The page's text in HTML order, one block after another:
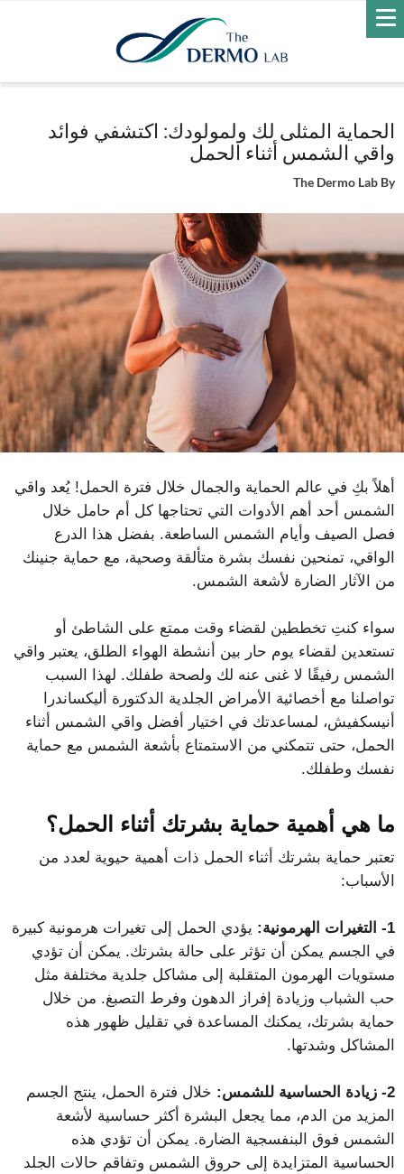
Home الوقاية من الشمس
الحماية المثلى لك ولمولودك:
اكتشفي فوائد واقي الشمس أثناء الحمل
الحماية المثلى لك ولمولودك: اكتشفي فوائد
واقي الشمس أثناء الحمل
By
The Dermo Lab
أهلاً بكِ في عالم الحماية والجمال خلال فترة الحمل! يُعد واقي
الشمس أحد أهم الأدوات التي تحتاجها كل أم حامل خلال
فصل الصيف وأيام الشمس الساطعة. بفضل هذا الدرع
الواقي، تمنحين نفسك بشرة متألقة وصحية، مع حماية جنينك
من الآثار الضارة لأشعة الشمس.
سواء كنتِ تخططين لقضاء وقت ممتع على الشاطئ أو
تستعدين لقضاء يوم حار بين أنشطة الهواء الطلق، يعتبر واقي
الشمس رفيقًا لا غنى عنه لك ولصحة طفلك. لهذا السبب
تواصلنا مع أخصائية الأمراض الجلدية الدكتورة أليكساندرا
أنيسكفيش، لمساعدتك في اختيار أفضل واقي الشمس أثناء
الحمل، حتى تتمكني من الاستمتاع بأشعة الشمس مع حماية
نفسك وطفلك.
ما هي أهمية حماية بشرتك أثناء الحمل؟
تعتبر حماية بشرتك أثناء الحمل ذات أهمية حيوية لعدد من
الأسباب:
1- التغيرات الهرمونية:
يؤدي الحمل إلى تغيرات هرمونية كبيرة
في الجسم يمكن أن تؤثر على حالة بشرتك. يمكن أن تؤدي
مستويات الهرمون المتقلبة إلى مشاكل جلدية مختلفة مثل
حب الشباب وزيادة إفراز الدهون وفرط التصبغ. من خلال
حماية بشرتك، يمكنك المساعدة في تقليل ظهور هذه
المشاكل وشدتها.
2- زيادة الحساسية للشمس:
خلال فترة الحمل، ينتج الجسم
المزيد من الدم، مما يجعل البشرة أكثر حساسية لأشعة
الشمس فوق البنفسجية الضارة. يمكن أن تؤدي هذه
الحساسية المتزايدة إلى حروق الشمس وتفاقم حالات الجلد